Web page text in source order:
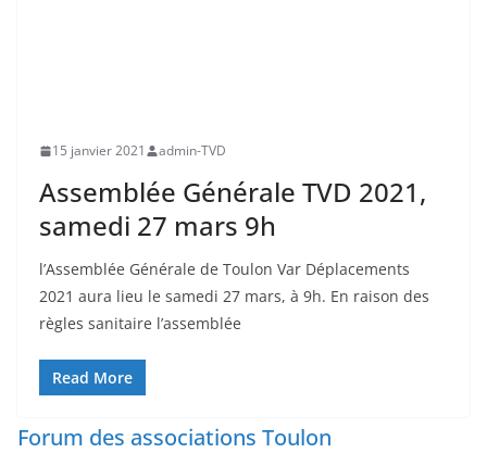
15 janvier 2021 admin-TVD
Assemblée Générale TVD 2021,
samedi 27 mars 9h
l’Assemblée Générale de Toulon Var Déplacements
2021 aura lieu le samedi 27 mars, à 9h. En raison des
règles sanitaire l’assemblée
Read More
Forum des associations Toulon